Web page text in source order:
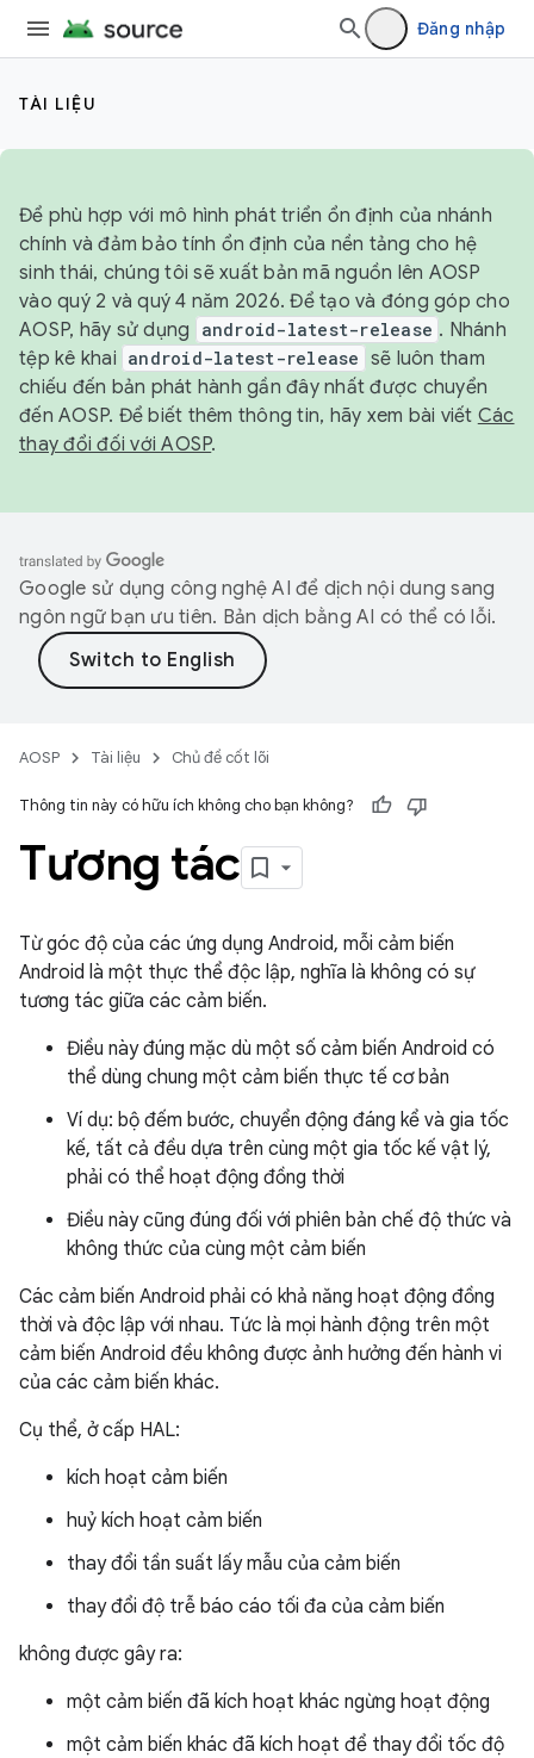
Đăng nhập
TÀI LIỆU
Để phù hợp với mô hình phát triển ổn định của nhánh
chính và đảm bảo tính ổn định của nền tảng cho hệ
sinh thái, chúng tôi sẽ xuất bản mã nguồn lên AOSP
vào quý 2 và quý 4 năm 2026. Để tạo và đóng góp cho
AOSP, hãy sử dụng
android-latest-release . Nhánh
tệp kê khai android-latest-release sẽ luôn tham
chiếu đến bản phát hành gần đây nhất được chuyển
đến AOSP. Để biết thêm thông tin, hãy xem bài viết Các
thay đổi đối với AOSP.
Google sử dụng công nghệ AI để dịch nội dung sang
ngôn ngữ bạn ưu tiên. Bản dịch bằng AI có thể có lỗi.
AOSP Tài liệu Chủ đề cốt lõi
Thông tin này có hữu ích không cho bạn không?
Tương tác
Từ góc độ của các ứng dụng Android, mỗi cảm biến
Android là một thực thể độc lập, nghĩa là không có sự
tương tác giữa các cảm biến.
Điều này đúng mặc dù một số cảm biến Android có
thể dùng chung một cảm biến thực tế cơ bản
Ví dụ: bộ đếm bước, chuyển động đáng kể và gia tốc
kế, tất cả đều dựa trên cùng một gia tốc kế vật lý,
phải có thể hoạt động đồng thời
Điều này cũng đúng đối với phiên bản chế độ thức và
không thức của cùng một cảm biến
Các cảm biến Android phải có khả năng hoạt động đồng
thời và độc lập với nhau. Tức là mọi hành động trên một
cảm biến Android đều không được ảnh hưởng đến hành vi
của các cảm biến khác.
Cụ thể, ở cấp HAL:
kích hoạt cảm biến
huỷ kích hoạt cảm biến
thay đổi tần suất lấy mẫu của cảm biến
thay đổi độ trễ báo cáo tối đa của cảm biến
không được gây ra:
một cảm biến đã kích hoạt khác ngừng hoạt động
một cảm biến khác đã kích hoạt để thay đổi tốc độ